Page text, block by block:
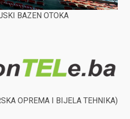
BAZEN OTOKA
OPREMA I BIJELA TEHNIKA)